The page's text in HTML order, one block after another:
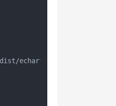
echarts.min.js"></script>